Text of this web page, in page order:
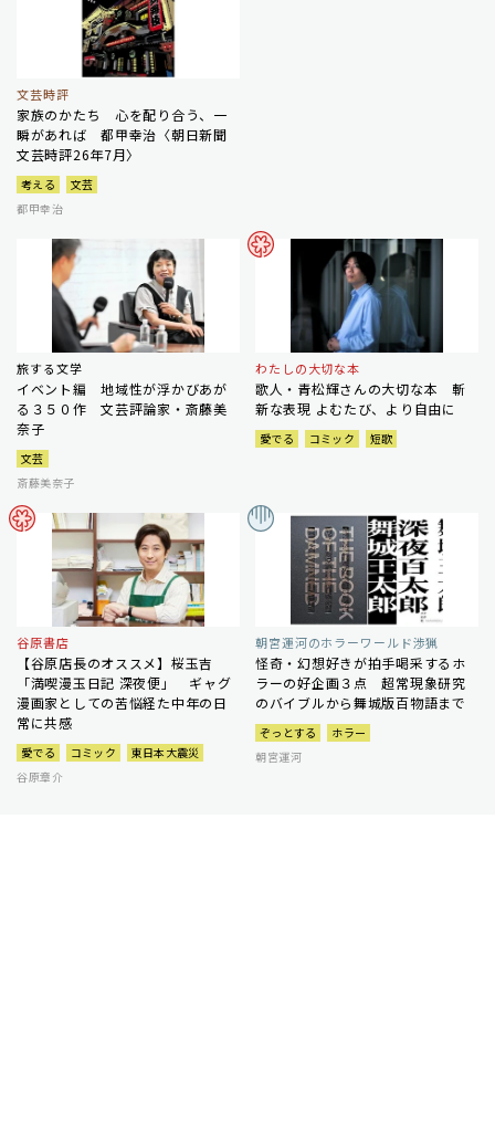
文芸時評
家族のかたち 心を配り合う、一
瞬があれば 都甲幸治〈朝日新聞
文芸時評26年7月〉
考える
文芸
都甲幸治
旅する文学
イベント編 地域性が浮かびあが
る３５０作 文芸評論家・斎藤美
奈子
文芸
斎藤美奈子
わたしの大切な本
歌人・青松輝さんの大切な本 斬
新な表現 よむたび、より自由に
愛でる コミック 短歌
谷原書店
【谷原店長のオススメ】桜玉吉
「満喫漫玉日記 深夜便」 ギャグ
漫画家としての苦悩経た中年の日
常に共感
愛でる コミック
東日本大震災
谷原章介
朝宮運河のホラーワールド渉猟
怪奇・幻想好きが拍手喝采するホ
ラーの好企画３点 超常現象研究
のバイブルから舞城版百物語まで
ぞっとする
ホラー
朝宮運河